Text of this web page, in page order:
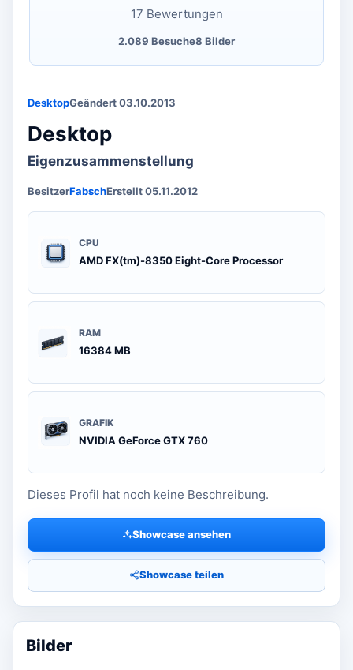
DesktopGeändert 03.10.2013
Desktop
Eigenzusammenstellung
BesitzerFabschErstellt 05.11.2012
CPU
AMD FX(tm)-8350 Eight-Core Processor
RAM
16384 MB
GRAFIK
NVIDIA GeForce GTX 760
Dieses Profil hat noch keine Beschreibung.
Showcase ansehen
Showcase teilen
17 Bewertungen
2.089 Besuche8 Bilder
Bilder